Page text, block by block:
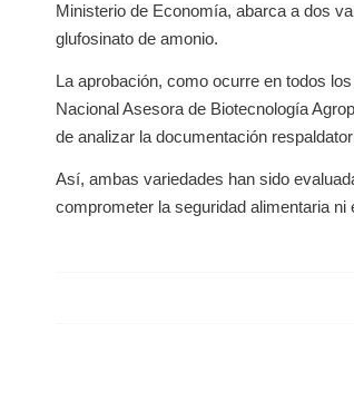
Ministerio de Economía, abarca a dos
glufosinato de amonio.
La aprobación, como ocurre en todos
Nacional Asesora de Biotecnología
de analizar la documentación
Así, ambas variedades han sido
comprometer la seguridad alimentaria ni